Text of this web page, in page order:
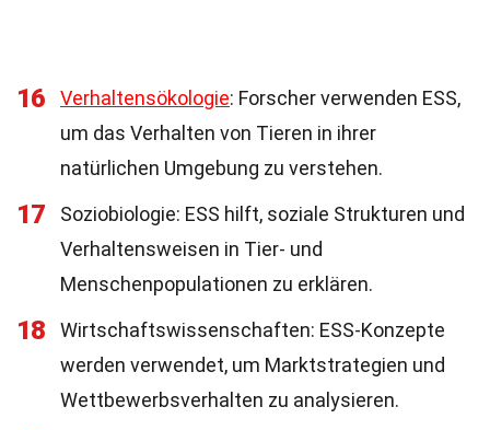
16 Verhaltensökologie: Forscher verwenden ESS,
um das Verhalten von Tieren in ihrer
natürlichen Umgebung zu verstehen.
17
Soziobiologie: ESS hilft, soziale Strukturen und
Verhaltensweisen in Tier- und
Menschenpopulationen zu erklären.
18
Wirtschaftswissenschaften: ESS-Konzepte
werden verwendet, um Marktstrategien und
Wettbewerbsverhalten zu analysieren.